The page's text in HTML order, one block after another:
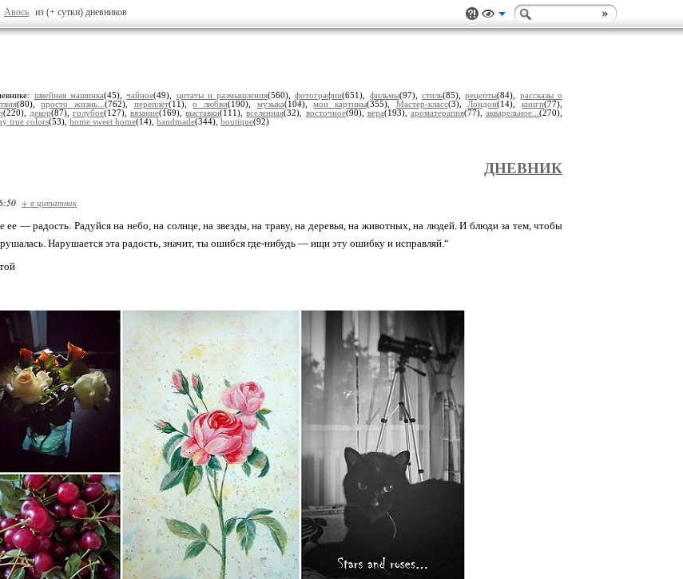
Авось из (+ сутки) дневников
швейная машинка(45),чайное(49), цитаты и размышления(560),фотографии(651), фильмы(97),стиль(85),рецепты(84), рассказы о
(80),просто жизнь...(762), переплёт(11),о любви(190), музыка(104),мои картины(355), Мастер-класс(3), Лондон(14),книги(77),
(220), декор(87), голубое(127),вязание(169),выставки(111),вселенная(32), восточное(90), вера(193), ароматерапия(77),акварельное...(270),
true colors(53), home sweet home(14), handmade(344), boutique(92)
ДНЕВНИК
+ в цитатник
ее — радость. Радуйся на небо, на солнце, на звезды, на траву, на деревья, на животных, на людей. И блюди за тем, чтобы
Нарушается эта радость, значит, ты ошибся где-нибудь — ищи эту ошибку и исправляй.“